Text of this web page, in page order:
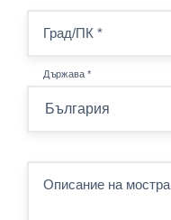
Град/ПК *
Държава *
Описание на мостра